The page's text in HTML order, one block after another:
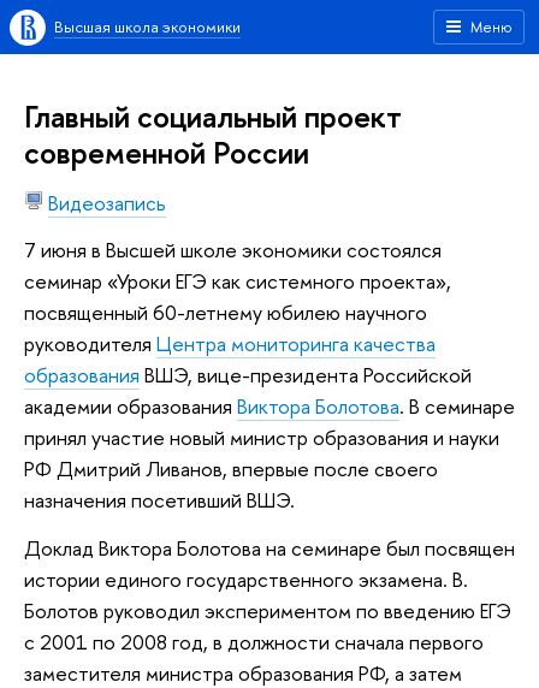
Меню
Высшая школа экономики
Главный социальный проект
современной России
Видеозапись
7 июня в Высшей школе экономики состоялся
семинар «Уроки ЕГЭ как системного проекта»,
посвященный 60-летнему юбилею научного
руководителя Центра мониторинга качества
образования ВШЭ, вице-президента Российской
академии образования Виктора Болотова. В семинаре
принял участие новый министр образования и науки
РФ Дмитрий Ливанов, впервые после своего
назначения посетивший ВШЭ.
Доклад Виктора Болотова на семинаре был посвящен
истории единого государственного экзамена. В.
Болотов руководил экспериментом по введению ЕГЭ
с 2001 по 2008 год, в должности сначала первого
заместителя министра образования РФ, а затем